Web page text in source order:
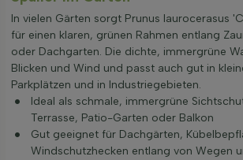
In vielen Gärten sorgt Prunus laurocerasus
für einen klaren, grünen Rahmen entlang
oder Dachgarten. Die dichte, immergrüne
Blicken und Wind und passt auch gut in
Parkplätzen und in Industriegebieten.
Ideal als schmale, immergrüne
Terrasse, Patio-Garten oder Balkon
Gut geeignet für Dachgärten,
Windschutzhecken entlang von Wegen